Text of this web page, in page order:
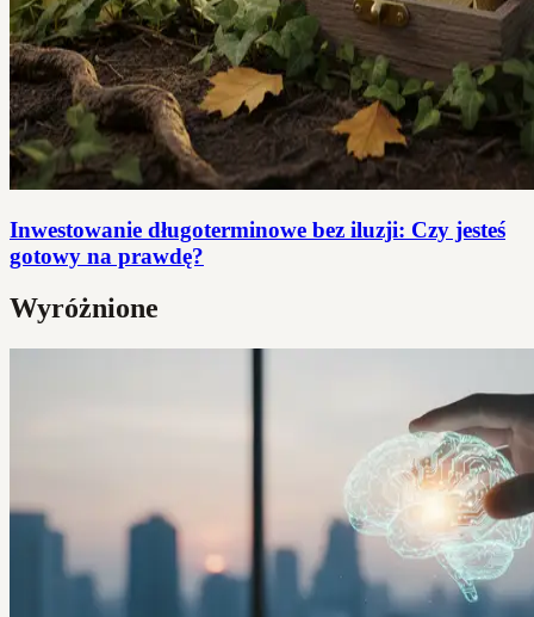
Inwestowanie długoterminowe bez iluzji: Czy jesteś
gotowy na prawdę?
Wyróżnione